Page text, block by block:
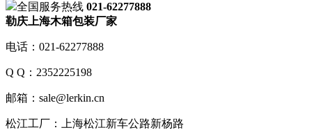
全国服务热线 021-62277888
勒庆上海木箱包装厂家
电话：021-62277888
Q Q：2352225198
邮箱：sale@lerkin.cn
松江工厂：上海松江新车公路新杨路